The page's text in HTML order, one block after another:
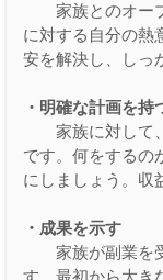
家族とのオープ
に対する自分の熱
安を解決し、しっ
・明確な計画を持
家族に対して、
です。何をするの
にしましょう。収
・成果を示す
家族が副業を受